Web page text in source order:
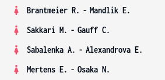
Brantmeier R. - Mandlik E.
Sakkari M. - Gauff C.
Sabalenka A. - Alexandrova E.
Mertens E. - Osaka N.